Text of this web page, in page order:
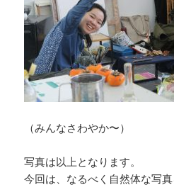
（みんなさわやか〜）
写真は以上となります。
今回は、なるべく自然体な写真